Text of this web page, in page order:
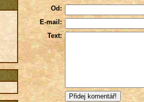
Od:
E-mail:
Text: